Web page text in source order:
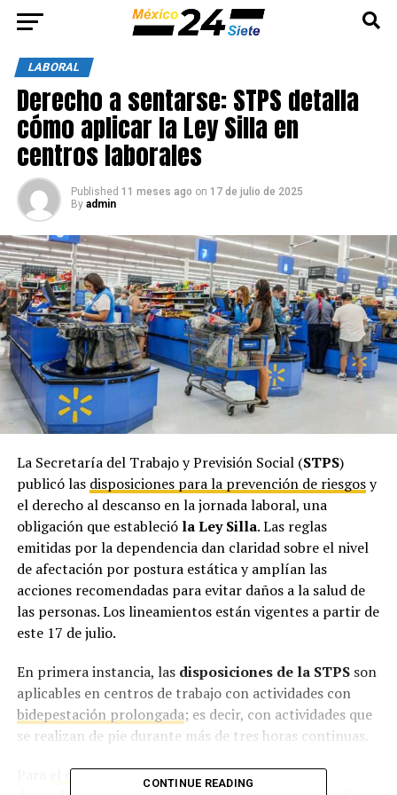
LABORAL
Derecho a sentarse: STPS detalla
cómo aplicar la Ley Silla en
centros laborales
Published 11 meses ago on 17 de julio de 2025
By admin
La Secretaría del Trabajo y Previsión Social (STPS)
publicó las disposiciones para la prevención de riesgosy
el derecho al descanso en la jornada laboral, una
obligación que estableció la Ley Silla. Las reglas
emitidas por la dependencia dan claridad sobre el nivel
de afectación por postura estática y amplían las
acciones recomendadas para evitar daños a la salud de
las personas. Los lineamientos están vigentes a partir de
este 17 de julio.
En primera instancia, las disposiciones de la STPSson
aplicables en centros de trabajo con actividades con
bidepestación prolongada; es decir, con actividades que
se realizan de pie durante más de tres horas continuas.
el descanso previsto por la Ley Silla, la
CONTINUE READING